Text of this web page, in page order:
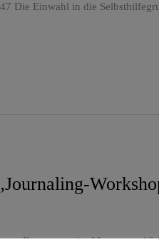
Die Einwahl in die
Donnerstag im Monat von